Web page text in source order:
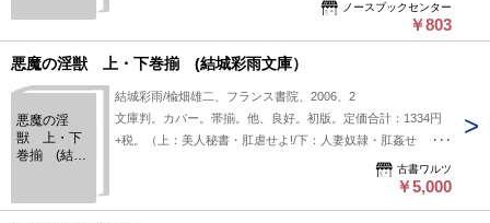
ノースブックセンター
￥803
悪魔の淫獣 上・下巻揃 (結城彩雨文庫）
悪魔の淫
獣 上・下
巻揃 (結城
結城彩雨/楡畑雄二、フランス書院、2006、2
文庫判。カバー。帯揃。他、良好。初版。定価合計：1334円
+税。（上：美人秘書・肛虐せよ!/下：人妻奴隷・肛姦せ
古書ワルツ
￥5,000